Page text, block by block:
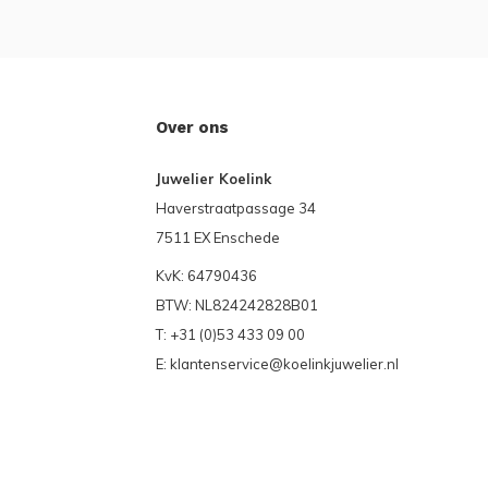
Over ons
Juwelier Koelink
Haverstraatpassage 34
7511 EX Enschede
KvK: 64790436
BTW: NL824242828B01
T: +31 (0)53 433 09 00
E: klantenservice@koelinkjuwelier.nl